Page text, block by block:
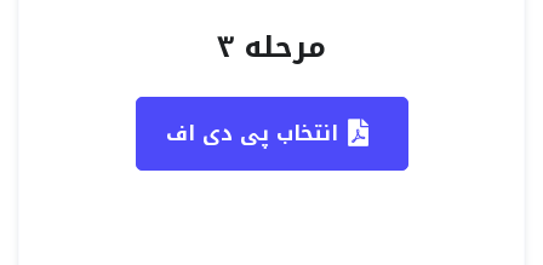
مرحله ۳
انتخاب پی دی اف